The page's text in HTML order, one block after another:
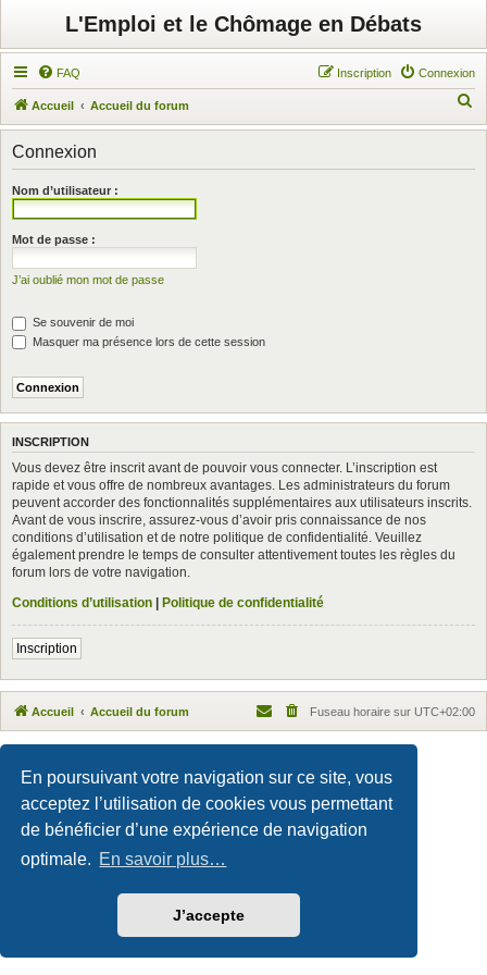
En poursuivant votre navigation sur ce site, vous
acceptez l’utilisation de cookies vous permettant
de bénéficier d’une expérience de navigation
optimale. En savoir plus…
J’accepte
L'Emploi et le Chômage en Débats
FAQ Connexion
Inscription
Accueil Accueil du forum
e
Connexion
Nom d’utilisateur :
Mot de passe :
J’ai oublié mon mot de passe
Se souvenir de moi
Masquer ma présence lors de cette session
INSCRIPTION
Vous devez être inscrit avant de pouvoir vous connecter. L’inscription est
rapide et vous offre de nombreux avantages. Les administrateurs du forum
peuvent accorder des fonctionnalités supplémentaires aux utilisateurs inscrits.
Avant de vous inscrire, assurez-vous d’avoir pris connaissance de nos
conditions d’utilisation et de notre politique de confidentialité. Veuillez
également prendre le temps de consulter attentivement toutes les règles du
forum lors de votre navigation.
Conditions d’utilisation | Politique de confidentialité
Inscription
Accueil Accueil du forum Fuseau horaire sur UTC+02:00
Développé par
® Forum Software © phpBB Limited
Traduction française officielle
Confidentialité|Conditions